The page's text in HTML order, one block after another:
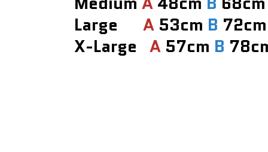
Large A 53cm B 72cm
X-Large A 57cm B